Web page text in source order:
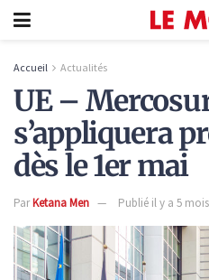
Accueil Actualités
UE –
s’appliquera
dès le 1er mai
ParKetana Men Publié il y a 5 mois